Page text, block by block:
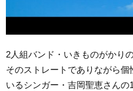
2人組バンド・いきものがかり
そのストレートでありながら
いるシンガー・吉岡聖恵さんの